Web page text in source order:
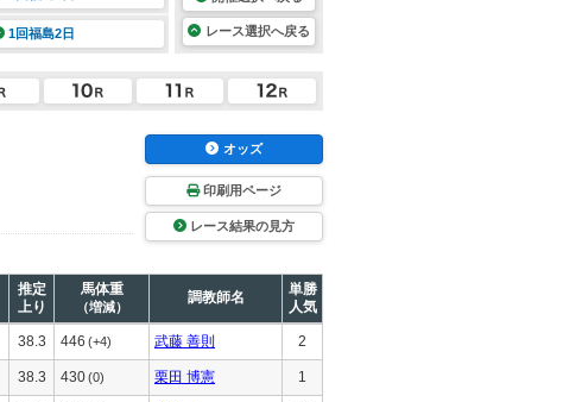
1回福島2日 レース選択へ戻る
オッズ
印刷用ページ
レース結果の見方
推定
上り
馬体重
（増減）
調教師名
単勝
人気
38.3 446 (+4) 武藤 善則 2
38.3 430(0) 栗田 博憲 1